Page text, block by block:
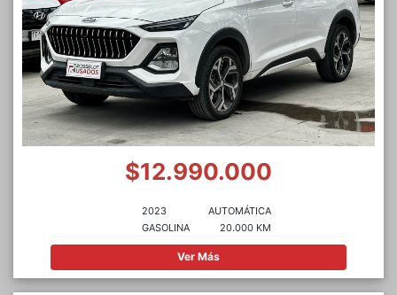
$12.990.000
2023
GASOLINA
AUTOMÁTICA
20.000 KM
Ver Más